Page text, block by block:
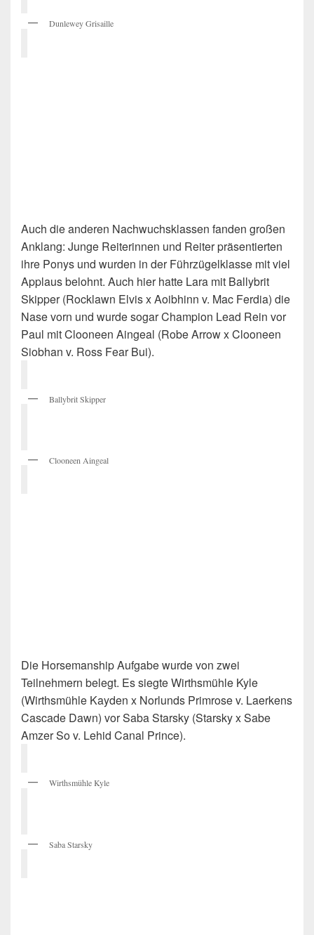
Dunlewey Grisaille
Auch die anderen Nachwuchsklassen fanden großen
Anklang: Junge Reiterinnen und Reiter präsentierten
ihre Ponys und wurden in der Führzügelklasse mit viel
Applaus belohnt. Auch hier hatte Lara mit Ballybrit
Skipper (Rocklawn Elvis x Aoibhinn v. Mac Ferdia) die
Nase vorn und wurde sogar Champion Lead Rein vor
Paul mit Clooneen Aingeal (Robe Arrow x Clooneen
Siobhan v. Ross Fear Bui).
Ballybrit Skipper
Clooneen Aingeal
Die Horsemanship Aufgabe wurde von zwei
Teilnehmern belegt. Es siegte Wirthsmühle Kyle
(Wirthsmühle Kayden x Norlunds Primrose v. Laerkens
Cascade Dawn) vor Saba Starsky (Starsky x Sabe
Amzer So v. Lehid Canal Prince).
Wirthsmühle Kyle
Saba Starsky